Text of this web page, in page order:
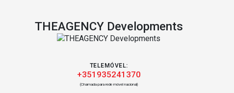
THEAGENCY Developments
TELEMÓVEL:
+351935241370
(Chamada para rede móvel nacional)